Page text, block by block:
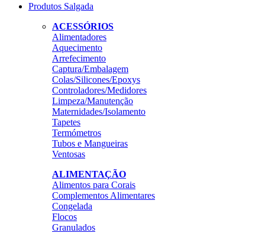
Produtos Salgada
ACESSÓRIOS
Alimentadores
Aquecimento
Arrefecimento
Captura/Embalagem
Colas/Silicones/Epoxys
Controladores/Medidores
Limpeza/Manutenção
Maternidades/Isolamento
Tapetes
Termómetros
Tubos e Mangueiras
Ventosas
ALIMENTAÇÃO
Alimentos para Corais
Complementos Alimentares
Congelada
Flocos
Granulados